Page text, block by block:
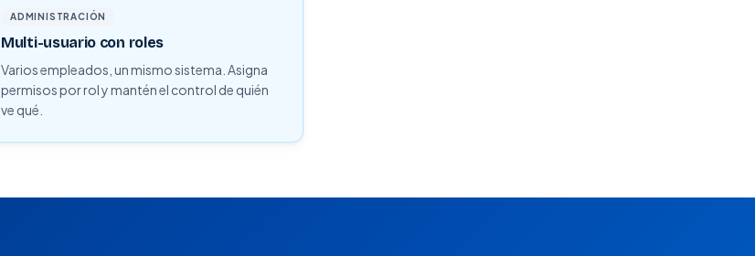
ADMINISTRACIÓN
Multi-usuario con roles
Varios empleados, un mismo sistema. Asigna
permisos por rol y mantén el control de quién
ve qué.